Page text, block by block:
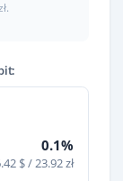
0.1%
$ / 23.92 zł